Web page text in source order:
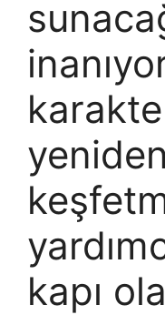
yeniden
kapı